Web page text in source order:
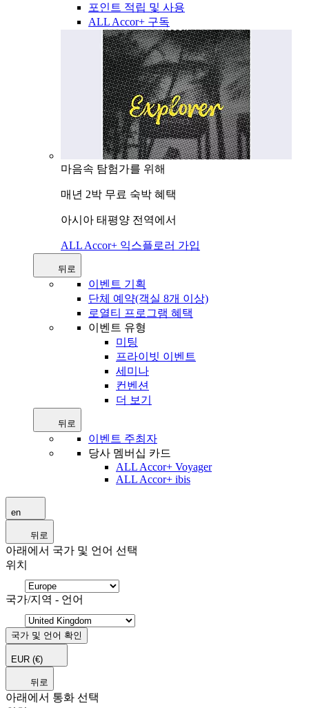
포인트 적립 및 사용
ALL Accor+ 구독
마음속 탐험가를 위해
매년 2박 무료 숙박 혜택
아시아 태평양 전역에서
ALL Accor+ 익스플로러 가입
뒤로
이벤트 기획
단체 예약(객실 8개 이상)
로열티 프로그램 혜택
이벤트 유형
미팅
프라이빗 이벤트
세미나
컨벤션
더 보기
뒤로
이벤트 주최자
당사 멤버십 카드
ALL Accor+ Voyager
ALL Accor+ ibis
en
뒤로
아래에서 국가 및 언어 선택
위치
국가/지역 - 언어
국가 및 언어 확인
EUR (€)
뒤로
아래에서 통화 선택